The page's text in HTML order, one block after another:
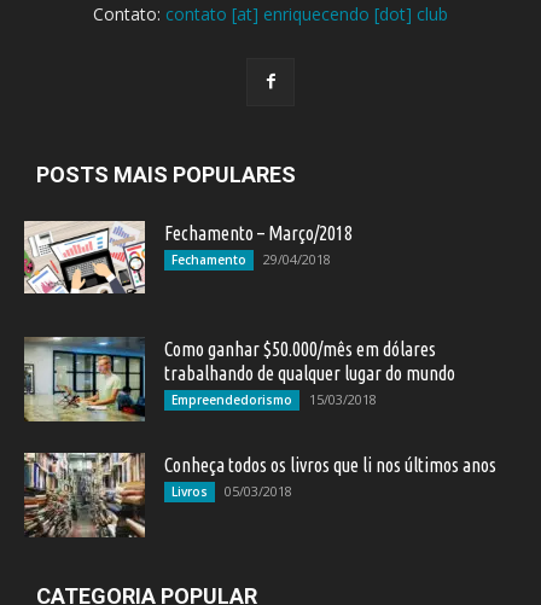
Contato: contato [at] enriquecendo [dot] club
POSTS MAIS POPULARES
Fechamento – Março/2018
Fechamento 29/04/2018
Como ganhar $50.000/mês em dólares
trabalhando de qualquer lugar do mundo
Empreendedorismo 15/03/2018
Conheça todos os livros que li nos últimos anos
Livros 05/03/2018
CATEGORIA POPULAR